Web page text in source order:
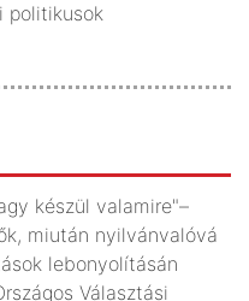
politikusok
készül valamire"–
miután nyilvánvalóvá
lebonyolításán
Választási